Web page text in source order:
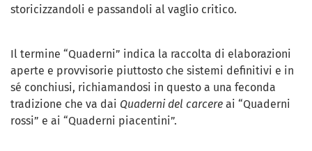
storicizzandoli e passandoli al vaglio critico.
Il termine “Quaderni” indica la raccolta di elaborazioni
aperte e provvisorie piuttosto che sistemi definitivi e in
sé conchiusi, richiamandosi in questo a una feconda
tradizione che va dai Quaderni del carcere ai “Quaderni
rossi” e ai “Quaderni piacentini”.